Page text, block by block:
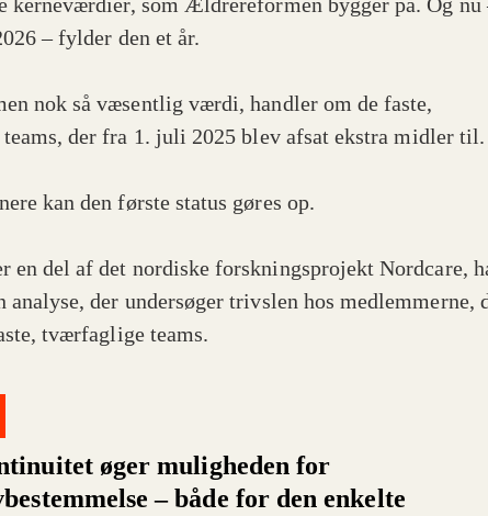
– fylder den et år.
nok så væsentlig værdi, handler om de faste,
der fra 1. juli 2025 blev afsat ekstra midler til.
kan den første status gøres op.
en del af det nordiske forskningsprojekt Nordcare,
analyse, der undersøger trivslen hos medlemmerne,
tværfaglige teams.
øger muligheden for
– både for den enkelte